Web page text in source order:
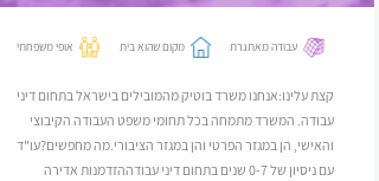
עבודה מאתגרת מקום שהוא בית אופי משפחתי
קצת עלינו:אנחנו משרד בוטיק מהמובילים בישראל בתחום דיני
עבודה. המשרד מתמחה בכל תחומי משפט העבודה הקיבוצי
והאישי, הן במגזר הפרטי והן במגזר הציבורי.מה מחפשים?עו"ד
עם ניסיון של 0-7 שנים בתחום דיני עבודההזדמנות אדירה